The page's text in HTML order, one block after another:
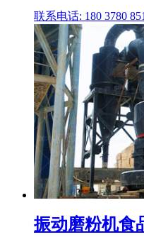
联系电话: 180 3780
振动磨粉机食